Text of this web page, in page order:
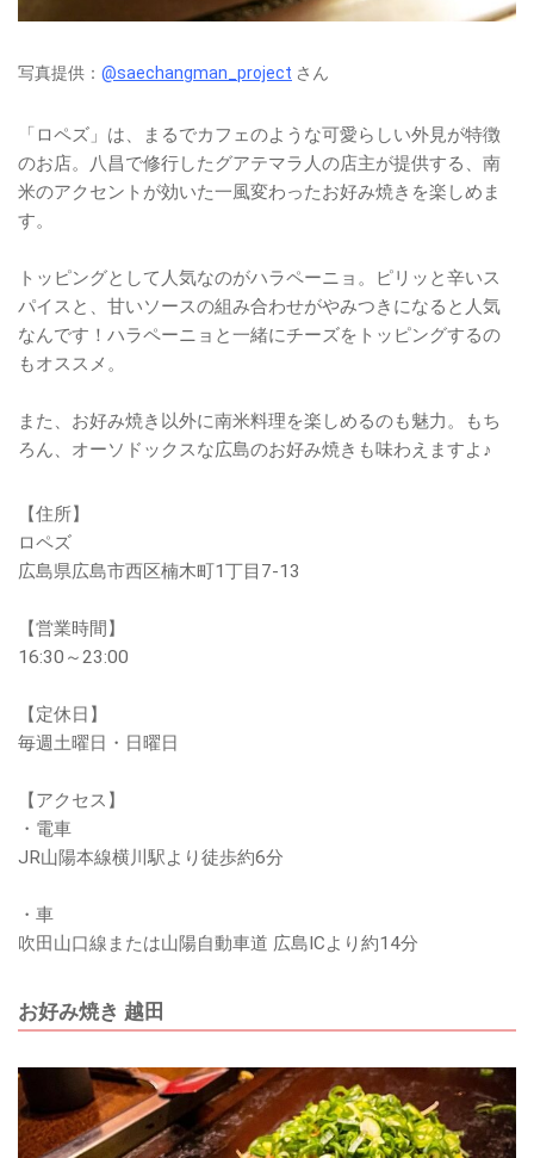
写真提供： @saechangman_project さん
「ロペズ」は、まるでカフェのような可愛らしい外見が特徴
のお店。八昌で修行したグアテマラ人の店主が提供する、南
米のアクセントが効いた一風変わったお好み焼きを楽しめま
す。
トッピングとして人気なのがハラペーニョ。ピリッと辛いス
パイスと、甘いソースの組み合わせがやみつきになると人気
なんです！ハラペーニョと一緒にチーズをトッピングするの
もオススメ。
また、お好み焼き以外に南米料理を楽しめるのも魅力。もち
ろん、オーソドックスな広島のお好み焼きも味わえますよ♪
【住所】
ロペズ
広島県広島市西区楠木町1丁目7-13
【営業時間】
16:30～23:00
【定休日】
毎週土曜日・日曜日
【アクセス】
・電車
JR山陽本線横川駅より徒歩約6分
・車
吹田山口線または山陽自動車道 広島ICより約14分
お好み焼き 越田